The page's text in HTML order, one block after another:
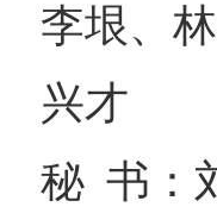
李垠、
兴才
秘 书：